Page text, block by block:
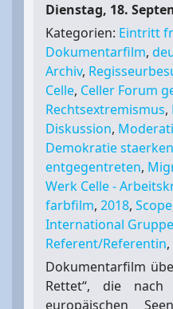
Dienstag, 18.
Kategorien: Eintritt
Dokumentarfilm,
Archiv,
Celle, Celler Forum
Rechtsextremismus,
Diskussion,
Demokratie
entgegentreten,
Werk Celle -
farbfilm, 2018, Scope
International
Referent/Referentin,
Dokumentarfilm
Rettet“, die
europäischen